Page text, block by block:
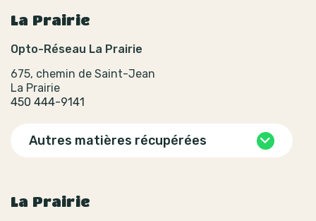
La Prairie
Opto-Réseau La Prairie
675, chemin de Saint-Jean
La Prairie
450 444-9141
Autres matières récupérées
La Prairie